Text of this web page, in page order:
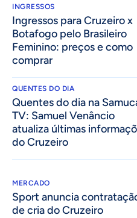
INGRESSOS
Ingressos para Cruzeiro x
Botafogo pelo Brasileiro
Feminino: preços e como
comprar
QUENTES DO DIA
Quentes do dia na
TV: Samuel Venâncio
atualiza últimas
do Cruzeiro
MERCADO
Sport anuncia
de cria do Cruzeiro